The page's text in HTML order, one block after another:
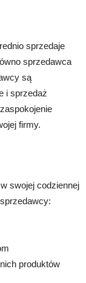
sprzedaje
sprzedawca
są
i sprzedaż
firmy.
swojej codziennej
produktów